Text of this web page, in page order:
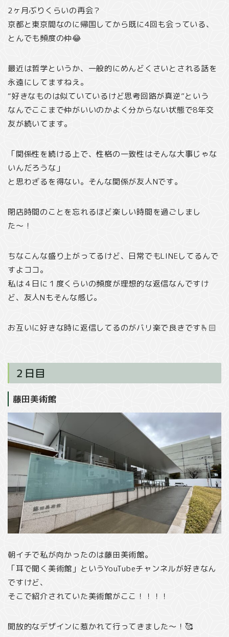
2ヶ月ぶりくらいの再会？
京都と東京間なのに帰国してから既に4回も会っている、
とんでも頻度の仲😂
最近は哲学というか、一般的にめんどくさいとされる話を
永遠にしてますねえ。
“好きなものは似ていているけど思考回路が真逆”という
なんでここまで仲がいいのかよく分からない状態で8年交
友が続いてます。
「関係性を続ける上で、性格の一致性はそんな大事じゃな
いんだろうな」
と思わざるを得ない。そんな関係が友人Nです。
閉店時間のことを忘れるほど楽しい時間を過ごしまし
た〜！
ちなこんな盛り上がってるけど、日常でもLINEしてるんで
すよココ。
私は４日に１度くらいの頻度が理想的な返信なんですけ
ど、友人Nもそんな感じ。
お互いに好きな時に返信してるのがバリ楽で良きです🫰🏻
２日目
藤田美術館
朝イチで私が向かったのは藤田美術館。
「耳で聞く美術館」というYouTubeチャンネルが好きなん
ですけど、
そこで紹介されていた美術館がここ！！！！
開放的なデザインに惹かれて行ってきました〜！🥰